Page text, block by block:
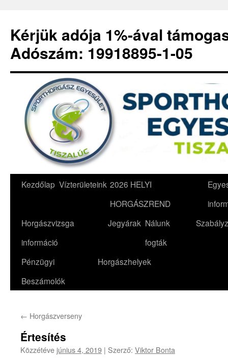
Kérjük adója 1%-ával
Adószám: 19918895-1-05
Kilépés
tartalomba
Kezdőlap Vízterületeink 2026 HELYI
HORGÁSZREND
Horgászvizsga
információ
Jegyárak Nálunk
fogták
Pénzügyi
Beszámolók
Horgászhelyek
← Horgászverseny
Értesítés
Közzétéve június 4, 2019 | Szerző: Viktor Bonta